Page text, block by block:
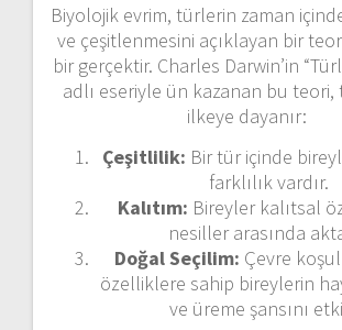
Biyolojik evrim, türlerin zaman
ve çeşitlenmesini açıklayan bir
bir gerçektir. Charles Darwin’in
adlı eseriyle ün kazanan bu
ilkeye dayanır:
Çeşitlilik: Bir tür içinde
farklılık vardır.
Kalıtım: Bireyler kalıtsal
nesiller arasında
Doğal Seçilim: Çevre
özelliklere sahip bireylerin
ve üreme şansını